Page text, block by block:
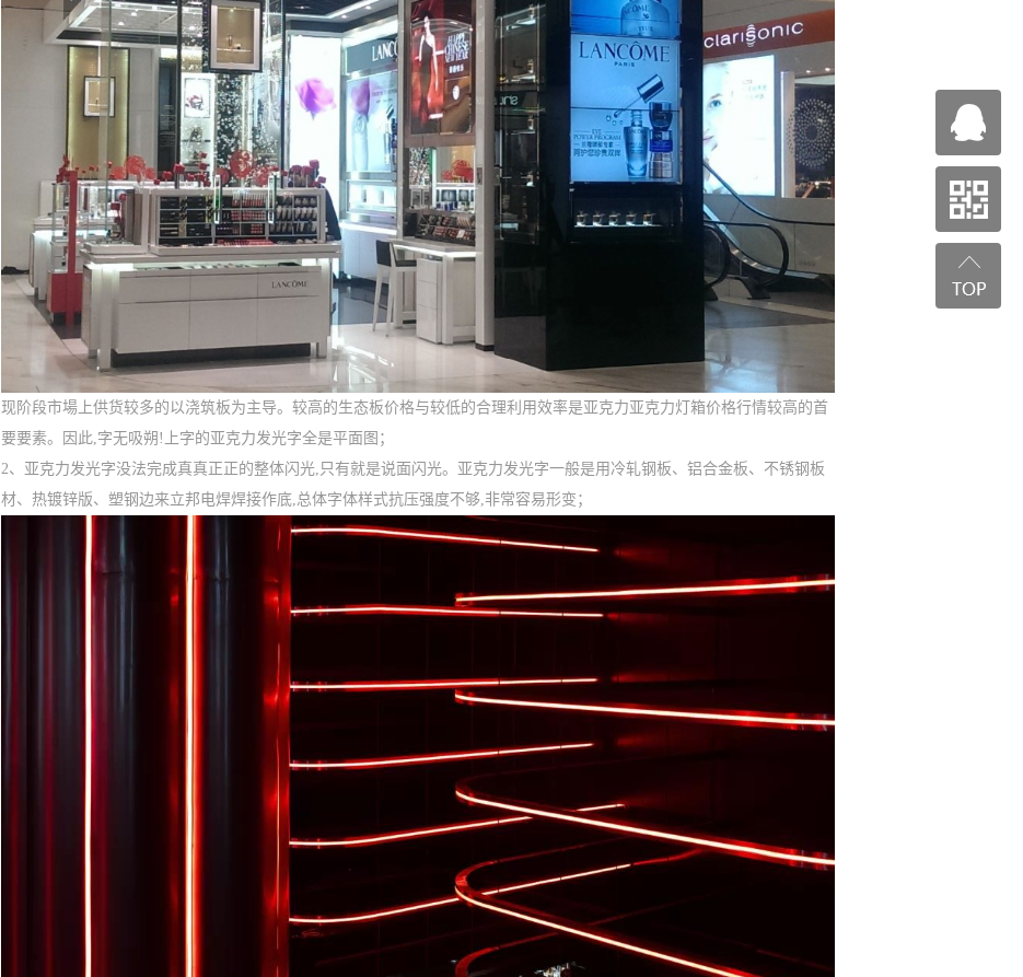
现阶段市場上供货较多的以浇筑板为主导。较高的生态板价格与较低的合理利用效率是亚克力亚克力灯箱价格行情较高的首
要要素。因此,字无吸朔!上字的亚克力发光字全是平面图；
2、亚克力发光字没法完成真真正正的整体闪光,只有就是说面闪光。亚克力发光字一般是用冷轧钢板、铝合金板、不锈钢板
材、热镀锌版、塑钢边来立邦电焊焊接作底,总体字体样式抗压强度不够,非常容易形变；